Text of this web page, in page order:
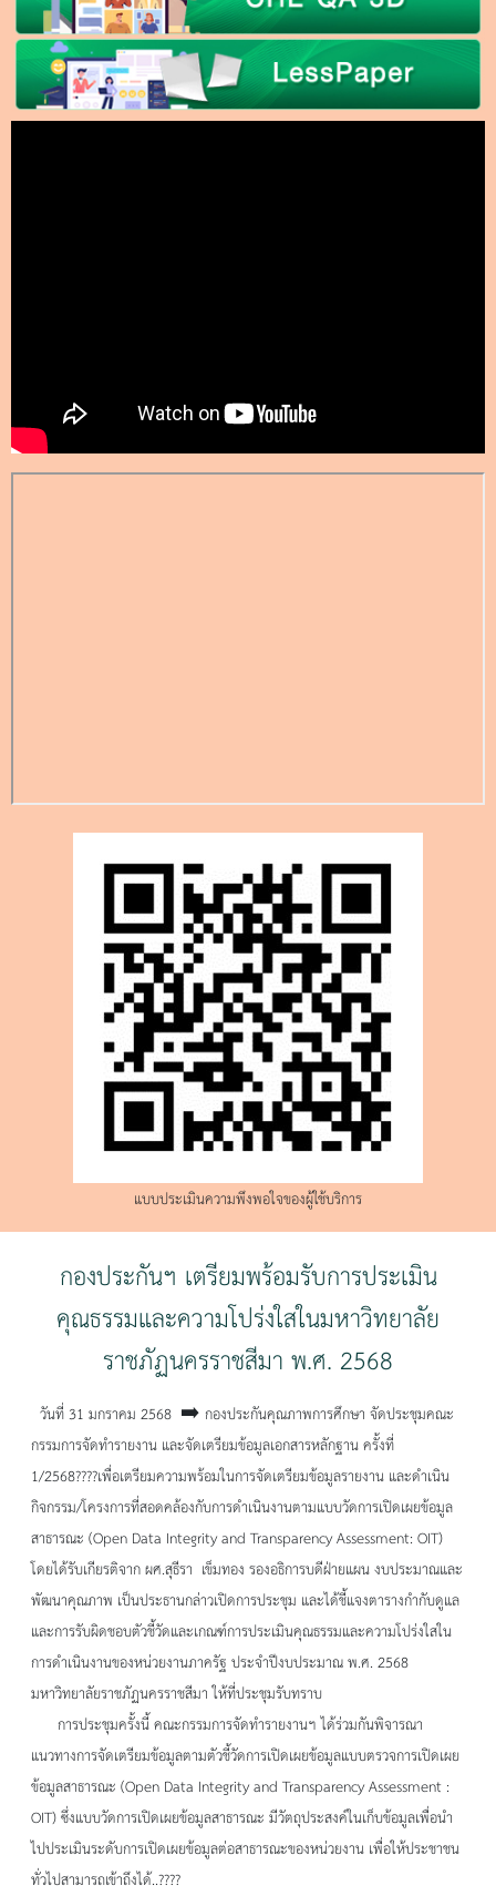
แบบประเมินความพึงพอใจของผู้ใช้บริการ
กองประกันฯ เตรียมพร้อมรับการประเมิน
คุณธรรมและความโปร่งใสในมหาวิทยาลัย
ราชภัฏนครราชสีมา พ.ศ. 2568
วันที่ 31 มกราคม 2568 ➡️ กองประกันคุณภาพการศึกษา จัดประชุมคณะ
กรรมการจัดทำรายงาน และจัดเตรียมข้อมูลเอกสารหลักฐาน ครั้งที่
1/2568????เพื่อเตรียมความพร้อมในการจัดเตรียมข้อมูลรายงาน และดำเนิน
กิจกรรม/โครงการที่สอดคล้องกับการดำเนินงานตามแบบวัดการเปิดเผยข้อมูล
สาธารณะ (Open Data Integrity and Transparency Assessment: OIT)
โดยได้รับเกียรติจาก ผศ.สุธีรา เข็มทอง รองอธิการบดีฝ่ายแผน งบประมาณและ
พัฒนาคุณภาพ เป็นประธานกล่าวเปิดการประชุม และได้ชี้แจงตารางกำกับดูแล
และการรับผิดชอบตัวชี้วัดและเกณฑ์การประเมินคุณธรรมและความโปร่งใสใน
การดำเนินงานของหน่วยงานภาครัฐ ประจำปีงบประมาณ พ.ศ. 2568
มหาวิทยาลัยราชภัฏนครราชสีมา ให้ที่ประชุมรับทราบ
การประชุมครั้งนี้ คณะกรรมการจัดทำรายงานฯ ได้ร่วมกันพิจารณา
แนวทางการจัดเตรียมข้อมูลตามตัวชี้วัดการเปิดเผยข้อมูลแบบตรวจการเปิดเผย
ข้อมูลสาธารณะ (Open Data Integrity and Transparency Assessment :
OIT) ซึ่งแบบวัดการเปิดเผยข้อมูลสาธารณะ มีวัตถุประสงค์ในเก็บข้อมูลเพื่อนำ
ไปประเมินระดับการเปิดเผยข้อมูลต่อสาธารณะของหน่วยงาน เพื่อให้ประชาชน
ทั่วไปสามารถเข้าถึงได้..????